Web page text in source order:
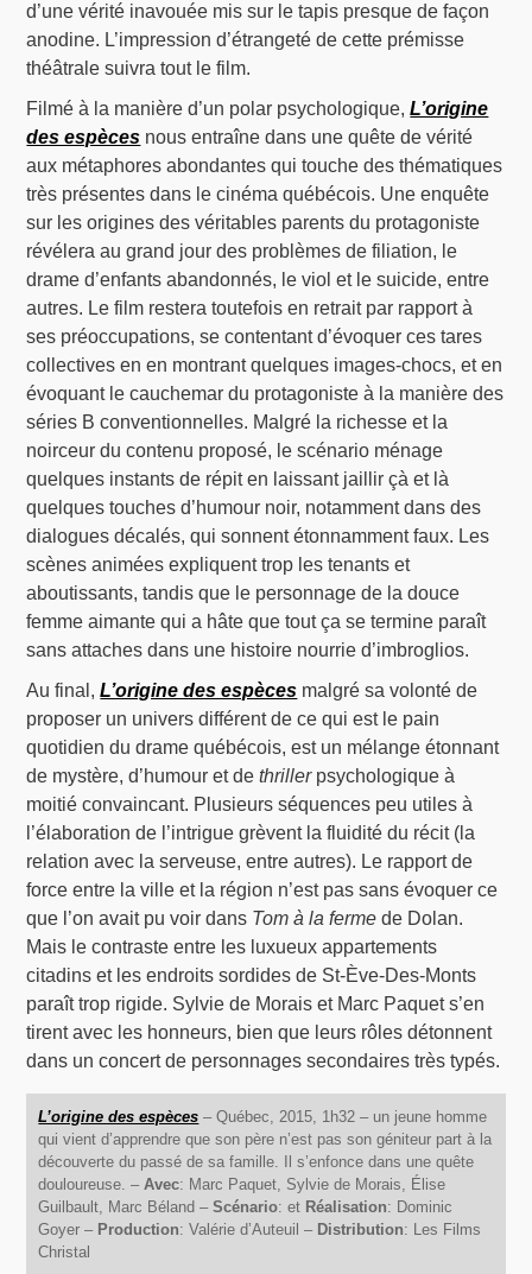
d’une vérité inavouée mis sur le tapis presque de façon
anodine. L’impression d’étrangeté de cette prémisse
théâtrale suivra tout le film.
Filmé à la manière d’un polar psychologique,L’origine
des espèces nous entraîne dans une quête de vérité
aux métaphores abondantes qui touche des thématiques
très présentes dans le cinéma québécois. Une enquête
sur les origines des véritables parents du protagoniste
révélera au grand jour des problèmes de filiation, le
drame d’enfants abandonnés, le viol et le suicide, entre
autres. Le film restera toutefois en retrait par rapport à
ses préoccupations, se contentant d’évoquer ces tares
collectives en en montrant quelques images-chocs, et en
évoquant le cauchemar du protagoniste à la manière des
séries B conventionnelles. Malgré la richesse et la
noirceur du contenu proposé, le scénario ménage
quelques instants de répit en laissant jaillir çà et là
quelques touches d’humour noir, notamment dans des
dialogues décalés, qui sonnent étonnamment faux. Les
scènes animées expliquent trop les tenants et
aboutissants, tandis que le personnage de la douce
femme aimante qui a hâte que tout ça se termine paraît
sans attaches dans une histoire nourrie d’imbroglios.
Au final,L’origine des espèces malgré sa volonté de
proposer un univers différent de ce qui est le pain
quotidien du drame québécois, est un mélange étonnant
de mystère, d’humour et dethrillerpsychologique à
moitié convaincant. Plusieurs séquences peu utiles à
l’élaboration de l’intrigue grèvent la fluidité du récit (la
relation avec la serveuse, entre autres). Le rapport de
force entre la ville et la région n’est pas sans évoquer ce
que l’on avait pu voir dans Tom à la ferme de Dolan.
Mais le contraste entre les luxueux appartements
citadins et les endroits sordides de St-Ève-Des-Monts
paraît trop rigide. Sylvie de Morais et Marc Paquet s’en
tirent avec les honneurs, bien que leurs rôles détonnent
dans un concert de personnages secondaires très typés.
L’origine des espèces – Québec, 2015, 1h32 – un jeune homme
qui vient d’apprendre que son père n’est pas son géniteur part à la
découverte du passé de sa famille. Il s’enfonce dans une quête
douloureuse. – Avec: Marc Paquet, Sylvie de Morais, Élise
Guilbault, Marc Béland –Scénario: et Réalisation: Dominic
Goyer – Production: Valérie d’Auteuil – Distribution: Les Films
Christal